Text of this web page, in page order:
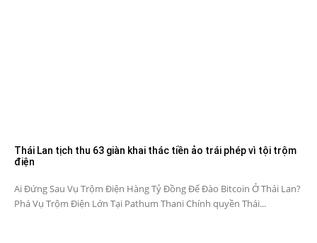
Thái Lan tịch thu 63 giàn khai thác tiền ảo trái phép vì tội trộm
điện
Ai Đứng Sau Vụ Trộm Điện Hàng Tỷ Đồng Để Đào Bitcoin Ở Thái Lan?
Phá Vụ Trộm Điện Lớn Tại Pathum Thani Chính quyền Thái...